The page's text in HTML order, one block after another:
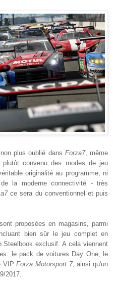
plus oublié dans Forza7, même
convenu des modes de jeu
originalité au programme, ni
la moderne connectivité - très
ce sera du conventionnel et puis
proposées en magasins, parmi
bien sûr le jeu complet en
Steelbook exclusif. A cela viennent
le pack de voitures Day One, le
VIPForza Motorsport 7, ainsi qu'un
2017.